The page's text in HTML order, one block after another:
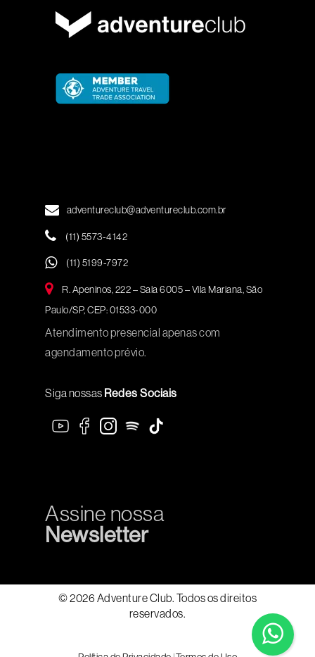
adventureclub@adventureclub.com.br
(11) 5573-4142
(11) 5199-7972
R. Apeninos, 222 – Sala 6005 – Vila Mariana, São
Paulo/SP, CEP: 01533-000
Atendimento presencial apenas com
agendamento prévio.
Siga nossas Redes Sociais
Assine nossa
Newsletter
© 2026 Adventure Club. Todos os direitos
reservados.